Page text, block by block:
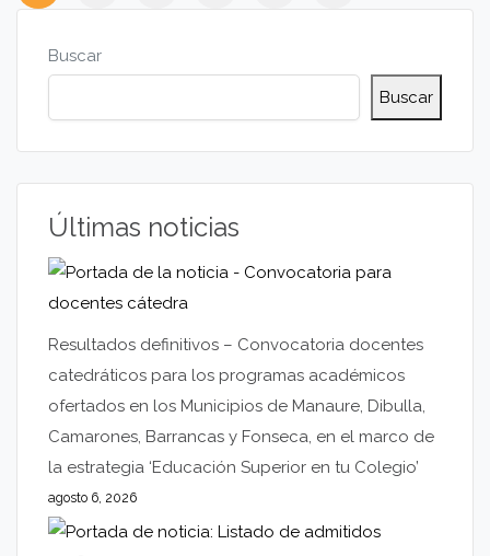
Buscar
Buscar
Últimas noticias
Resultados definitivos – Convocatoria docentes
catedráticos para los programas académicos
ofertados en los Municipios de Manaure, Dibulla,
Camarones, Barrancas y Fonseca, en el marco de
la estrategia ‘Educación Superior en tu Colegio’
agosto 6, 2026